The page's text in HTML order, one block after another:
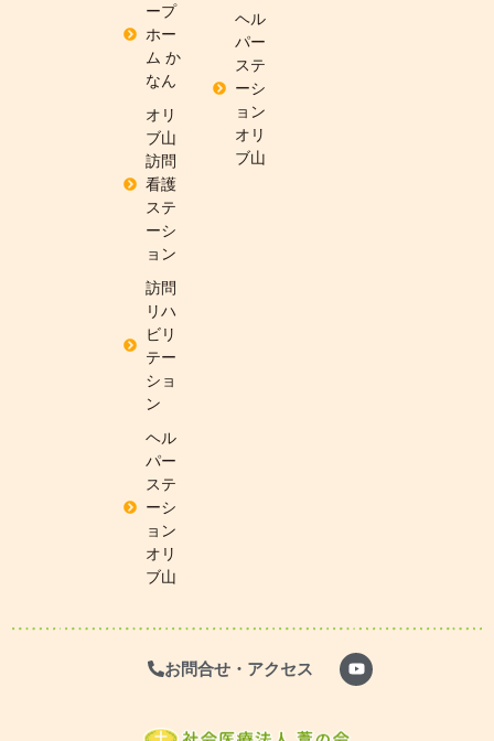
ープ
ホー
ム か
なん
オリ
ブ山
訪問
看護
ステ
ーシ
ョン
訪問
リハ
ビリ
テー
ショ
ン
ヘル
パー
ステ
ーシ
ョン
オリ
ブ山
ヘル
パー
ステ
ーシ
ョン
オリ
ブ山
お問合せ・アクセス